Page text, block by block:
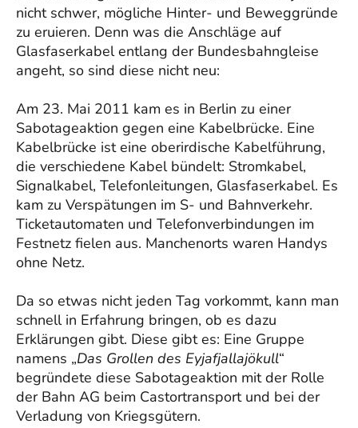
nicht schwer, mögliche Hinter- und Beweggründe
zu eruieren. Denn was die Anschläge auf
Glasfaserkabel entlang der Bundesbahngleise
angeht, so sind diese nicht neu:
Am 23. Mai 2011 kam es in Berlin zu einer
Sabotageaktion gegen eine Kabelbrücke. Eine
Kabelbrücke ist eine oberirdische Kabelführung,
die verschiedene Kabel bündelt: Stromkabel,
Signalkabel, Telefonleitungen, Glasfaserkabel. Es
kam zu Verspätungen im S- und Bahnverkehr.
Ticketautomaten und Telefonverbindungen im
Festnetz fielen aus. Manchenorts waren Handys
ohne Netz.
Da so etwas nicht jeden Tag vorkommt, kann man
schnell in Erfahrung bringen, ob es dazu
Erklärungen gibt. Diese gibt es: Eine Gruppe
namens „Das Grollen des Eyjafjallajökull“
begründete diese Sabotageaktion mit der Rolle
der Bahn AG beim Castortransport und bei der
Verladung von Kriegsgütern.